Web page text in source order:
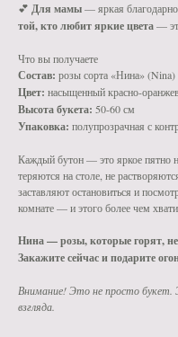
💕 Для мамы— яркая
той, кто любит яркие цвета—
Что вы получаете
Состав: розы сорта «Нина» (Nina)
Цвет: насыщенный красно-
Высота букета: 50-60 см
Упаковка: полупрозрачная с
Каждый бутон — это яркое пятно
теряются на столе, не
заставляют остановиться и
комнате — и этого более чем
Нина — розы, которые горят, не
Закажите сейчас и подарите
Внимание! Это не просто букет.
взгляда.